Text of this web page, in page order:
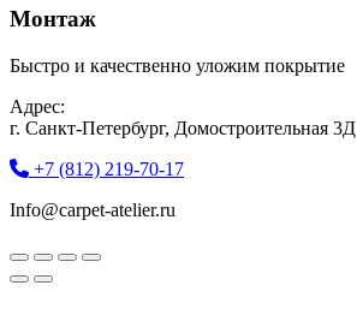
Монтаж
Быстро и качественно уложим покрытие
Адрес:
г. Санкт-Петербург, Домостроительная 3Д
+7 (812) 219-70-17
Info@carpet-atelier.ru